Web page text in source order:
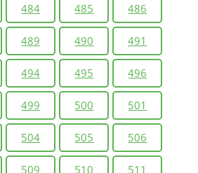
484 485 486
489 490 491
494 495 496
499 500 501
504 505 506
509 510 511